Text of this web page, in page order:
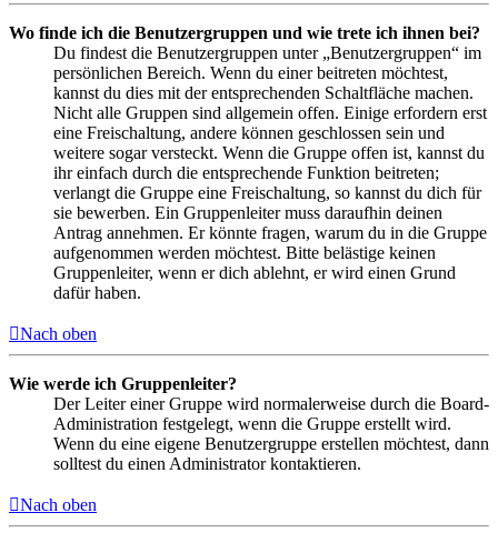
Wo finde ich die Benutzergruppen und wie trete ich ihnen bei?
Du findest die Benutzergruppen unter „Benutzergruppen“ im
persönlichen Bereich. Wenn du einer beitreten möchtest,
kannst du dies mit der entsprechenden Schaltfläche machen.
Nicht alle Gruppen sind allgemein offen. Einige erfordern erst
eine Freischaltung, andere können geschlossen sein und
weitere sogar versteckt. Wenn die Gruppe offen ist, kannst du
ihr einfach durch die entsprechende Funktion beitreten;
verlangt die Gruppe eine Freischaltung, so kannst du dich für
sie bewerben. Ein Gruppenleiter muss daraufhin deinen
Antrag annehmen. Er könnte fragen, warum du in die Gruppe
aufgenommen werden möchtest. Bitte belästige keinen
Gruppenleiter, wenn er dich ablehnt, er wird einen Grund
dafür haben.
Nach oben
Wie werde ich Gruppenleiter?
Der Leiter einer Gruppe wird normalerweise durch die Board-
Administration festgelegt, wenn die Gruppe erstellt wird.
Wenn du eine eigene Benutzergruppe erstellen möchtest, dann
solltest du einen Administrator kontaktieren.
Nach oben